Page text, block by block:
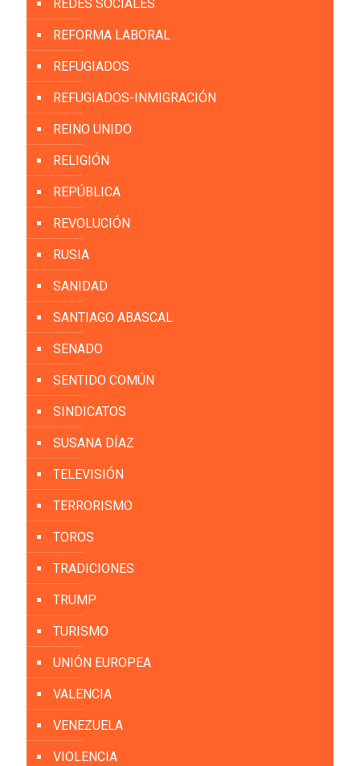
REDES SOCIALES
REFORMA LABORAL
REFUGIADOS
REFUGIADOS-INMIGRACIÓN
REINO UNIDO
RELIGIÓN
REPÚBLICA
REVOLUCIÓN
RUSIA
SANIDAD
SANTIAGO ABASCAL
SENADO
SENTIDO COMÚN
SINDICATOS
SUSANA DÍAZ
TELEVISIÓN
TERRORISMO
TOROS
TRADICIONES
TRUMP
TURISMO
UNIÓN EUROPEA
VALENCIA
VENEZUELA
VIOLENCIA